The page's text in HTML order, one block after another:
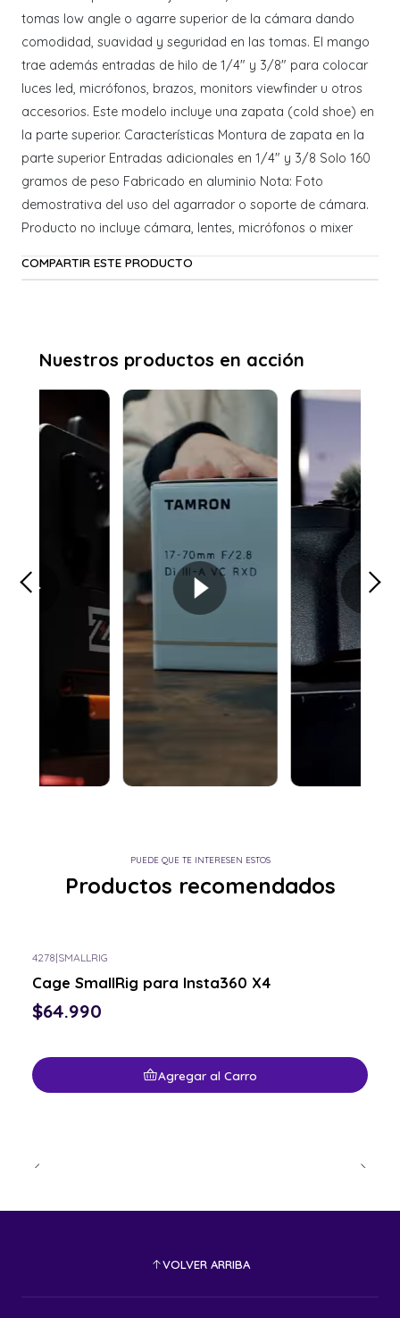
tomas low angle o agarre superior de la cámara dando
comodidad, suavidad y seguridad en las tomas. El mango
trae además entradas de hilo de 1/4" y 3/8" para colocar
luces led, micrófonos, brazos, monitors viewfinder u otros
accesorios. Este modelo incluye una zapata (cold shoe) en
la parte superior. Características Montura de zapata en la
parte superior Entradas adicionales en 1/4" y 3/8 Solo 160
gramos de peso Fabricado en aluminio Nota: Foto
demostrativa del uso del agarrador o soporte de cámara.
Producto no incluye cámara, lentes, micrófonos o mixer
COMPARTIR ESTE PRODUCTO
PUEDE QUE TE INTERESEN ESTOS
Productos recomendados
4278|SMALLRIG
Cage SmallRig para Insta360 X4
$64.990
Agregar al Carro
VOLVER ARRIBA